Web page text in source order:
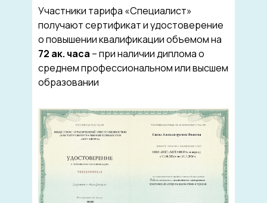
Участники тарифа «Специалист»
получают сертификат и удостоверение
о повышении квалификации объемом на
72 ак. часа – при наличии диплома о
среднем профессиональном или высшем
образовании